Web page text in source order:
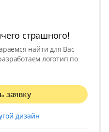
страшного!
найти для Вас
логотип по
заявку
дизайн